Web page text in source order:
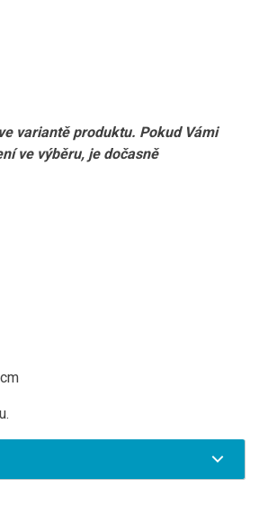
variantě produktu. Pokud Vámi
ve výběru, je dočasně